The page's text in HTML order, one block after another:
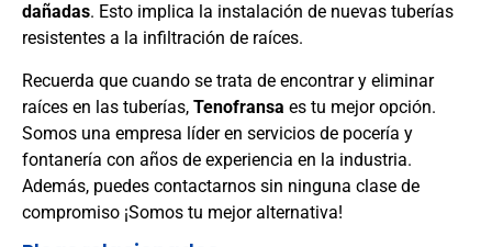
dañadas. Esto implica la instalación de nuevas tuberías
resistentes a la infiltración de raíces.
Recuerda que cuando se trata de encontrar y eliminar
raíces en las tuberías, Tenofransa es tu mejor opción.
Somos una empresa líder en servicios de pocería y
fontanería con años de experiencia en la industria.
Además, puedes contactarnos sin ninguna clase de
compromiso ¡Somos tu mejor alternativa!